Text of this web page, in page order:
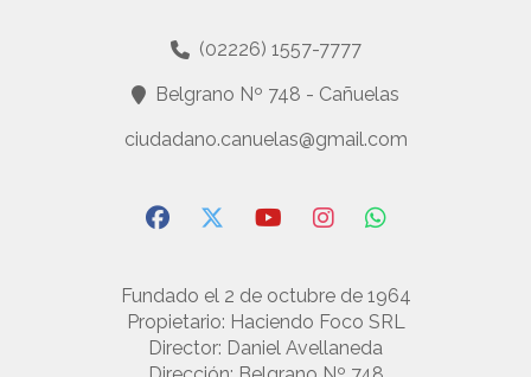
Fundado el 2 de octubre de 1964
Propietario: Haciendo Foco SRL
Director: Daniel Avellaneda
(02226) 1557-7777
Belgrano Nº 748 - Cañuelas
ciudadano.canuelas@gmail.com